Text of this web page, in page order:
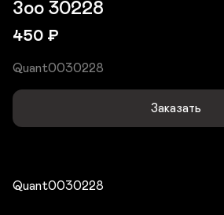
Зоо 30228
450 ₽
Quant0030228
Заказать
Quant0030228